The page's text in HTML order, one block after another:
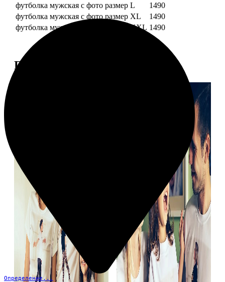
Определение...
футболка мужская с фото размер L
1490
футболка мужская с фото размер XL
1490
футболка мужская с фото размер XXL 1490
Примеры работ